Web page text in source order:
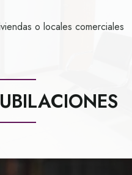
o locales comerciales